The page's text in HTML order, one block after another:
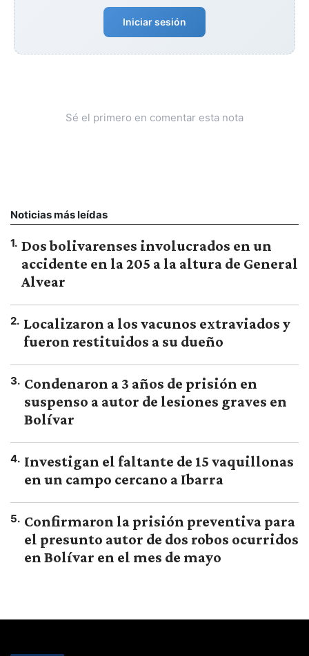
Iniciar sesión
Sé el primero en comentar esta nota
Noticias más leídas
1. Dos bolivarenses involucrados en un
accidente en la 205 a la altura de General
Alvear
2. Localizaron a los vacunos extraviados y
fueron restituidos a su dueño
3. Condenaron a 3 años de prisión en
suspenso a autor de lesiones graves en
Bolívar
4. Investigan el faltante de 15 vaquillonas
en un campo cercano a Ibarra
5. Confirmaron la prisión preventiva para
el presunto autor de dos robos ocurridos
en Bolívar en el mes de mayo